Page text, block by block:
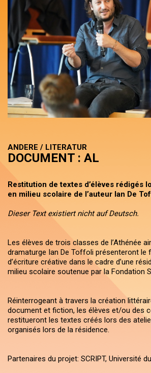
ANDERE / LITERATUR
DOCUMENT : AL
Restitution de textes d’élèves rédigés
en milieu scolaire de l’auteur Ian De
Dieser Text existiert nicht auf Deutsch.
Les élèves de trois classes de l’Athénée
dramaturge Ian De Toffoli présenteront le
d’écriture créative dans le cadre d’une
milieu scolaire soutenue par la Fondation
Réinterrogeant à travers la création
document et fiction, les élèves et/ou des
restitueront les textes créés lors des
organisés lors de la résidence.
Partenaires du projet: SCRIPT, Université